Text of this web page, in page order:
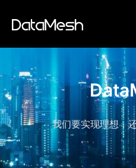
我们要实现理想，